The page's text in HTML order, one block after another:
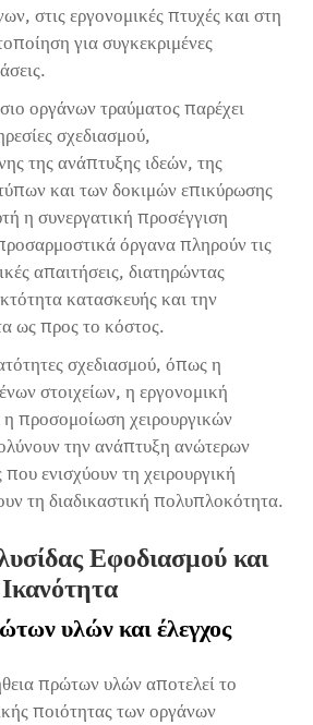
στις εργονομικές πτυχές και στη
για συγκεκριμένες
οργάνων τραύματος παρέχει
σχεδιασμού,
της ανάπτυξης ιδεών, της
και των δοκιμών επικύρωσης
η συνεργατική προσέγγιση
όργανα πληρούν τις
απαιτήσεις, διατηρώντας
κατασκευής και την
ως προς το κόστος.
σχεδιασμού, όπως η
στοιχείων, η εργονομική
προσομοίωση χειρουργικών
την ανάπτυξη ανώτερων
ενισχύουν τη χειρουργική
τη διαδικαστική πολυπλοκότητα.
Εφοδιασμού και
υλών και έλεγχος
πρώτων υλών αποτελεί το
ποιότητας των οργάνων